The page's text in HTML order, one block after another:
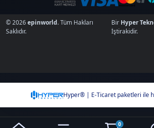
0
© 2026epinworld. Tüm Hakları
Saklıdır.
Bir Hyper
İştirakidir.
Hyper® | E-Ticaret paketleri ile